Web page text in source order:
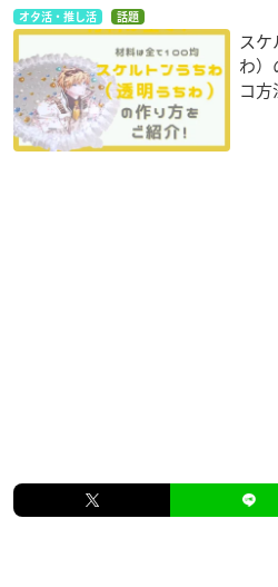
オタ活・推し活 話題
ス
わ）
コ方